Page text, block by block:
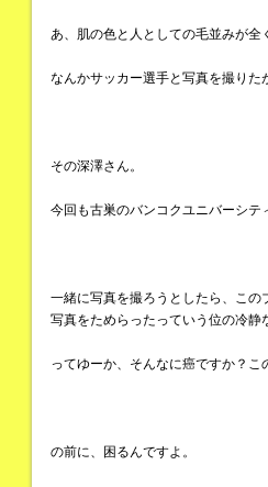
あ、肌の色と人としての毛並みが全
なんかサッカー選手と写真を撮りた
その深澤さん。
今回も古巣のバンコクユニバーシ
一緒に写真を撮ろうとしたら、こ
写真をためらったっていう位の冷静
ってゆーか、そんなに癌ですか？こ
の前に、困るんですよ。